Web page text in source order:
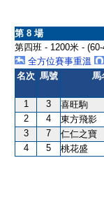
第 8 場
第四班 - 1200米 -
全方位賽事重溫
名次 馬號 馬
1 3 喜旺駒
2
4 東方飛影
3
7 仁仁之寶
4
5 桃花盛